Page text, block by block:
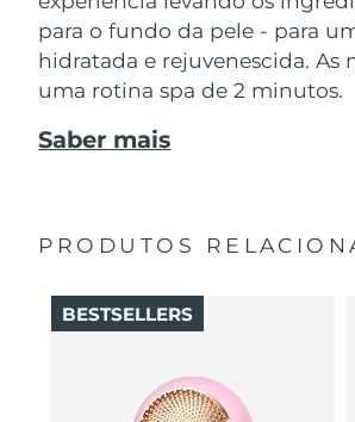
para o fundo da pele - para
hidratada e rejuvenescida. As
uma rotina spa de 2 minutos.
Saber mais
PRODUTOS
BESTSELLERS